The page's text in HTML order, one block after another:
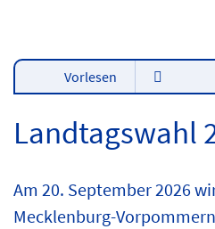
Vorlesen
Landtagswahl
Am 20. September 2026
Mecklenburg-